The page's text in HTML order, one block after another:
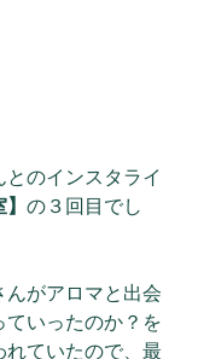
のインスタライ
の３回目でし
がアロマと出会
いったのか？を
れていたので、最